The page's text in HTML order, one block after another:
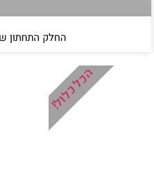
החלק התחתון
הכל כלול!